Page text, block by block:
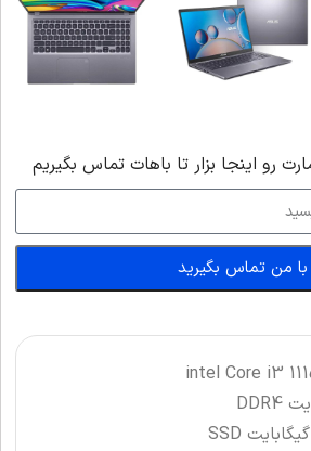
رو اینجا بزار تا باهات تماس بگیریم
با من تماس بگیرید